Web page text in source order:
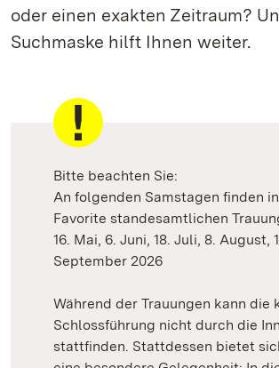
oder einen exakten Zeitraum?
Suchmaske hilft Ihnen weiter.
Bitte beachten Sie:
An folgenden Samstagen finden
Favorite standesamtlichen
16. Mai, 6. Juni, 18. Juli, 8. August,
September 2026
Während der Trauungen kann die
Schlossführung nicht durch die
stattfinden. Stattdessen bietet